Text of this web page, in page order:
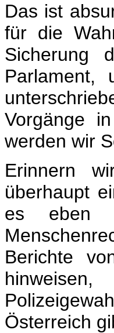
Das ist
für die
Sicherung
Parlament,
Vorgänge
werden wir
Erinnern
überhaupt
es eben
Berichte
Österreich